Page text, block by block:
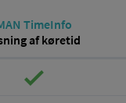
TimeInfo
af køretid